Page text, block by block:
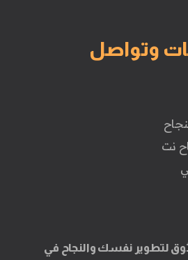
وتواصل
نت
لتطوير نفسك والنجاح في